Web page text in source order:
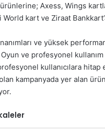
Axess, Wings
World kart ve Ziraat
ve yüksek
ve profesyonel
kullanıcılara hitap
kampanyada yer alan